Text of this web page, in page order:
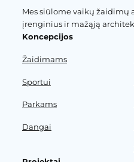
Mes siūlome vaikų žaidimų
įrenginius ir mažąją
Koncepcijos
Žaidimams
Sportui
Parkams
Dangai